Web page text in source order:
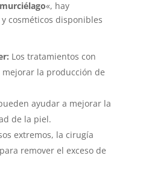
«, hay
cosméticos disponibles
Los tratamientos con
la producción de
ayudar a mejorar la
de la piel.
extremos, la cirugía
remover el exceso de